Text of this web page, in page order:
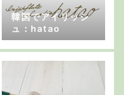
韓国でアイリッシ
ュ：hatao